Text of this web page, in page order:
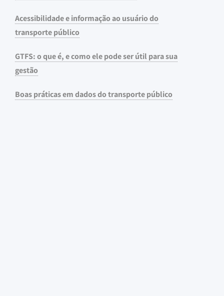
Acessibilidade e informação ao usuário do
transporte público
GTFS: o que é, e como ele pode ser útil para sua
gestão
Boas práticas em dados do transporte público